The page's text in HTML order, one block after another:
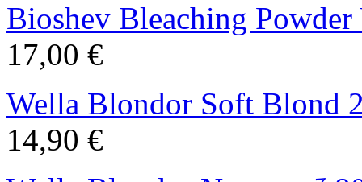
Bioshev Bleaching
17,00 €
Wella Blondor Soft Blond
14,90 €